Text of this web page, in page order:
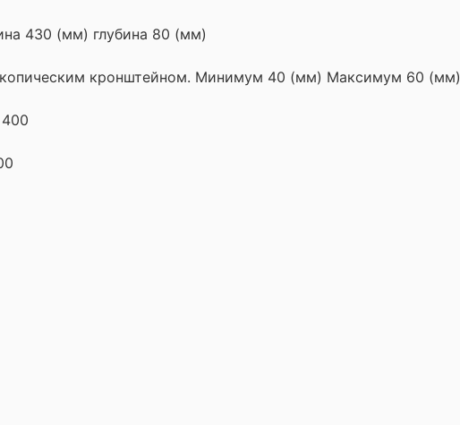
430 (мм) глубина 80 (мм)
кронштейном. Минимум 40 (мм) Максимум 60 (мм)